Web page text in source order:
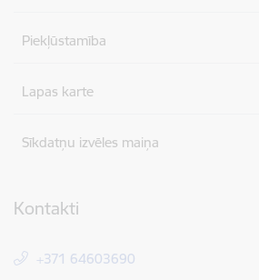
Piekļūstamība
Lapas karte
Sīkdatņu izvēles maiņa
Kontakti
+371 64603690